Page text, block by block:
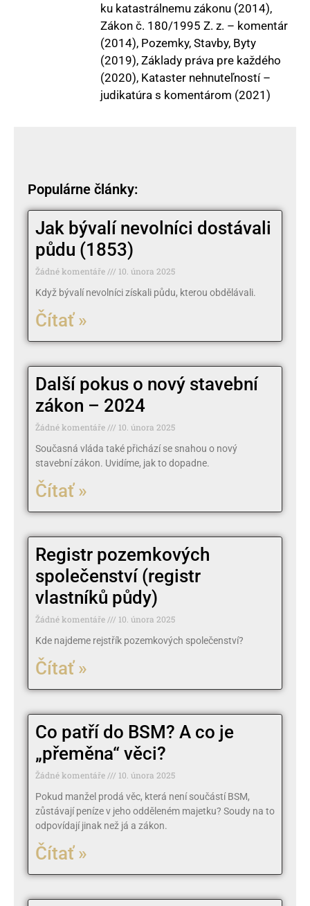
ku katastrálnemu zákonu (2014),
Zákon č. 180/1995 Z. z. – komentár
(2014), Pozemky, Stavby, Byty
(2019), Základy práva pre každého
(2020), Kataster nehnuteľností –
judikatúra s komentárom (2021)
Populárne články:
Jak bývalí nevolníci dostávali
půdu (1853)
Žádné komentáře
10. února 2025
Když bývalí nevolníci získali půdu, kterou obdělávali.
Čítať »
Další pokus o nový stavební
zákon – 2024
Žádné komentáře
10. února 2025
Současná vláda také přichází se snahou o nový
stavební zákon. Uvidíme, jak to dopadne.
Čítať »
Registr pozemkových
společenství (registr
vlastníků půdy)
Žádné komentáře
10. února 2025
Kde najdeme rejstřík pozemkových společenství?
Čítať »
Co patří do BSM? A co je
„přeměna“ věci?
Žádné komentáře
10. února 2025
Pokud manžel prodá věc, která není součástí BSM,
zůstávají peníze v jeho odděleném majetku? Soudy na to
odpovídají jinak než já a zákon.
Čítať »